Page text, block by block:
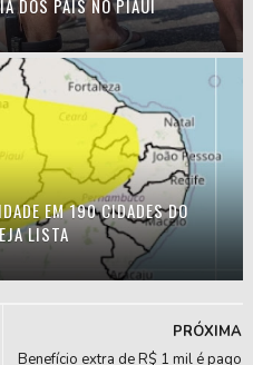
DOS PAIS NO PIAUÍ
EM 190 CIDADES DO
LISTA
PRÓXIMA
Benefício extra de R$ 1 mil é pago